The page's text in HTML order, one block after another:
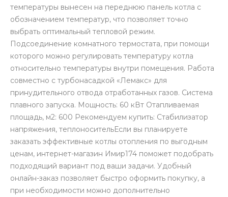
температуры вынесен на переднюю панель котла с
обозначением температур, что позволяет точно
выбрать оптимальный тепловой режим.
Подсоединение комнатного термостата, при помощи
которого можно регулировать температуру котла
относительно температуры внутри помещения. Работа
совместно с турбонасадкой «Лемакс» для
принудительного отвода отработанных газов. Система
плавного запуска. Мощность: 60 кВт Отапливаемая
площадь, м2: 600 Рекомендуем купить: Стабилизатор
напряжения, теплоносительЕсли вы планируете
заказать эффективные котлы отопления по выгодным
ценам, интернет-магазин Имир174 поможет подобрать
подходящий вариант под ваши задачи. Удобный
онлайн-заказ позволяет быстро оформить покупку, а
при необходимости можно дополнительно